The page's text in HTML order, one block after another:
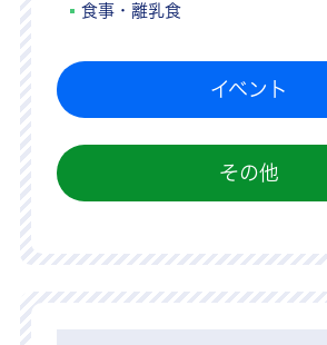
食事・離乳食
イベント
その他